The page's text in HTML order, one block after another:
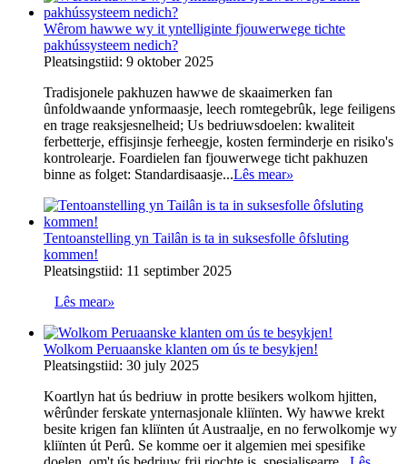
Wêrom hawwe wy it yntelliginte fjouwerwege tichte
pakhússysteem nedich?
Pleatsingstiid: 9 oktober 2025
Tradisjonele pakhuzen hawwe de skaaimerken fan
ûnfoldwaande ynformaasje, leech romtegebrûk, lege feiligens
en trage reaksjesnelheid; Us bedriuwsdoelen: kwaliteit
ferbetterje, effisjinsje ferheegje, kosten ferminderje en risiko's
kontrolearje. Foardielen fan fjouwerwege ticht pakhuzen
binne as folget: Standardisaasje...Lês mear»
Tentoanstelling yn Tailân is ta in suksesfolle ôfsluting
kommen!
Pleatsingstiid: 11 septimber 2025
Lês mear»
Wolkom Peruaanske klanten om ús te besykjen!
Pleatsingstiid: 30 july 2025
Koartlyn hat ús bedriuw in protte besikers wolkom hjitten,
wêrûnder ferskate ynternasjonale kliïnten. Wy hawwe krekt
besite krigen fan kliïnten út Austraalje, en no ferwolkomje wy
kliïnten út Perû. Se komme oer it algemien mei spesifike